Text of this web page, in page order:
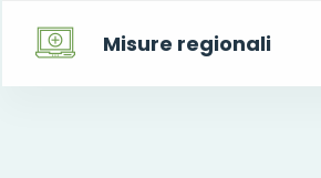
Misure regionali